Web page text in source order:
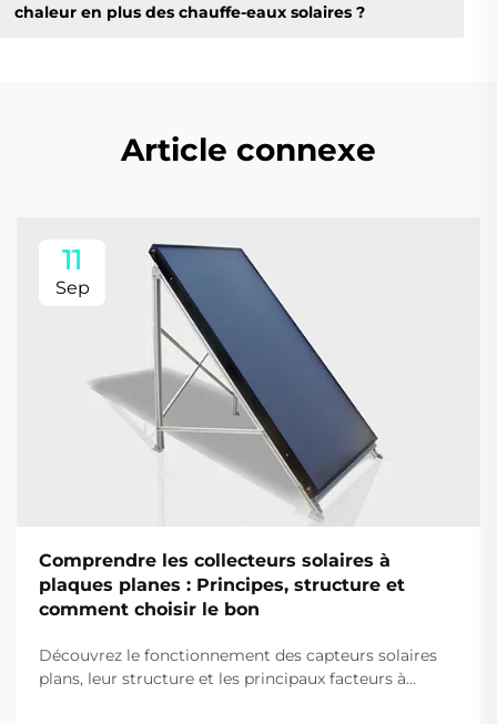
chaleur en plus des chauffe-eaux solaires ?
Article connexe
11
Sep
Comprendre les collecteurs solaires à
plaques planes : Principes, structure et
comment choisir le bon
Découvrez le fonctionnement des capteurs solaires
plans, leur structure et les principaux facteurs à